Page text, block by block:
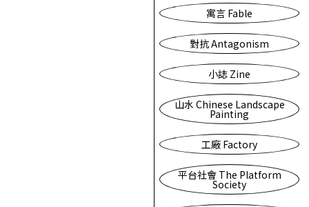
寓言 Fable
對抗 Antagonism
小誌 Zine
山水 Chinese Landscape
Painting
工廠 Factory
平台社會 The Platform
Society